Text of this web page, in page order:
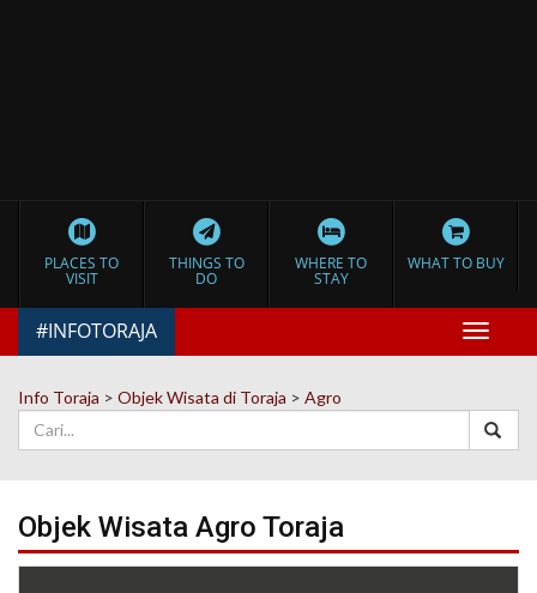
PLACES TO
VISIT
THINGS TO
DO
WHERE TO
STAY
WHAT TO BUY
Toggle
#INFOTORAJA
Info Toraja > Objek Wisata di Toraja > Agro
Objek Wisata Agro Toraja